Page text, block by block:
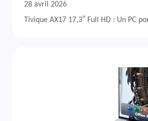
28 avril 2026
Tivique AX17 17,3″ Full HD : Un